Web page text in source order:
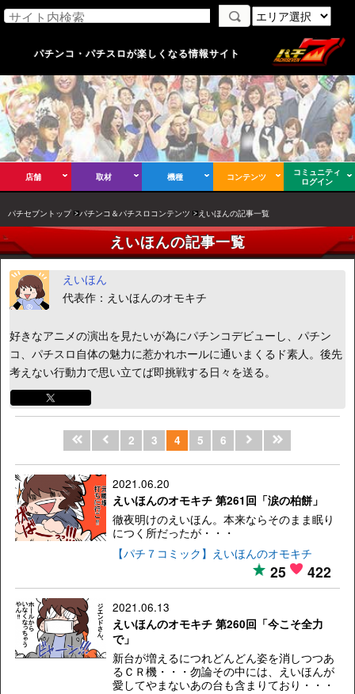
パチンコ・パチスロが楽しくなる情報サイト
店舗 取材 機種 コンテンツ
コミュニティ
ログイン
パチセブントップ パチンコ＆パチスロコンテンツ えいほんの記事一覧
えいほんの記事一覧
えいほん
代表作：えいほんのオモキチ
好きなアニメの演出を見たいが為にパチンコデビューし、パチン
コ、パチスロ自体の魅力に惹かれホールに通いまくるド素人。後先
考えない行動力で思い立てば即挑戦する日々を送る。
2 3 4 5 6
2021.06.20
えいほんのオモキチ 第261回「涙の柏餅」
徹夜明けのえいほん。本来ならそのまま眠り
につく所だったが・・・
【パチ７コミック】えいほんのオモキチ
25 422
2021.06.13
えいほんのオモキチ 第260回「今こそ全力
で」
新台が増えるにつれどんどん姿を消しつつあ
るＣＲ機・・・勿論その中には、えいほんが
愛してやまないあの台も含まりており・・・